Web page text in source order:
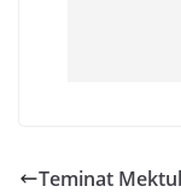
Teminat